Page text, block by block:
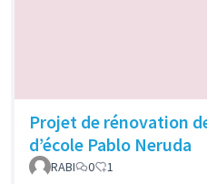
Projet de rénovation
d’école Pablo Neruda
RABI 0 1